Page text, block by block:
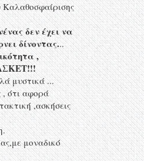
δεν έχει να
δίνοντας...
,
μυστικά ...
, ότι αφορά
,ασκήσεις
μοναδικό